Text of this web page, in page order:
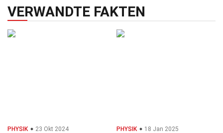
VERWANDTE FAKTEN
PHYSIK 23 Okt 2024 PHYSIK 18 Jan 2025